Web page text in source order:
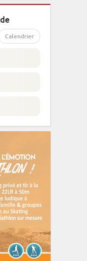
Calendrier